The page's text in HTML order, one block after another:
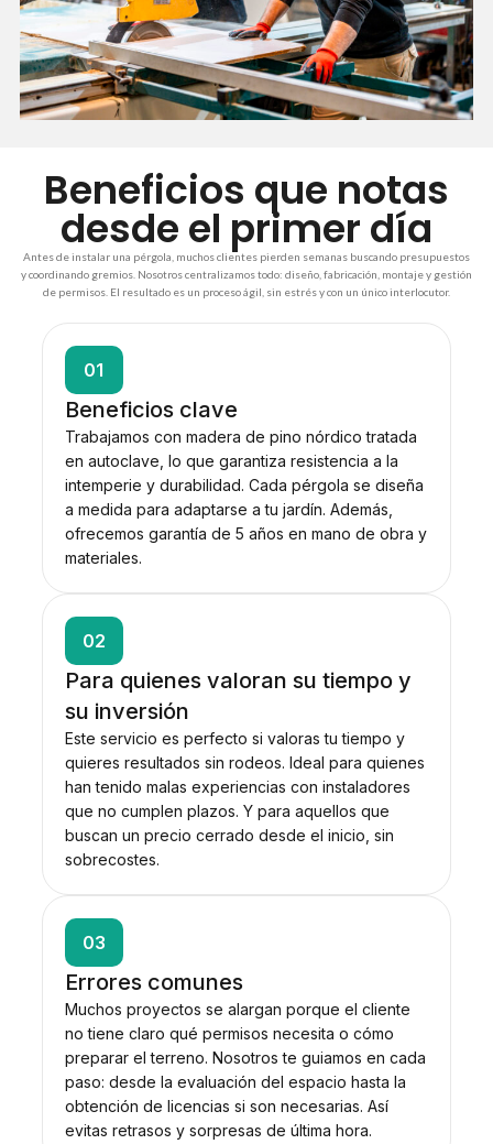
Beneficios que notas
desde el primer día
Antes de instalar una pérgola, muchos clientes pierden semanas buscando presupuestos
y coordinando gremios. Nosotros centralizamos todo: diseño, fabricación, montaje y gestión
de permisos. El resultado es un proceso ágil, sin estrés y con un único interlocutor.
01
Beneficios clave
Trabajamos con madera de pino nórdico tratada
en autoclave, lo que garantiza resistencia a la
intemperie y durabilidad. Cada pérgola se diseña
a medida para adaptarse a tu jardín. Además,
ofrecemos garantía de 5 años en mano de obra y
materiales.
02
Para quienes valoran su tiempo y
su inversión
Este servicio es perfecto si valoras tu tiempo y
quieres resultados sin rodeos. Ideal para quienes
han tenido malas experiencias con instaladores
que no cumplen plazos. Y para aquellos que
buscan un precio cerrado desde el inicio, sin
sobrecostes.
03
Errores comunes
Muchos proyectos se alargan porque el cliente
no tiene claro qué permisos necesita o cómo
preparar el terreno. Nosotros te guiamos en cada
paso: desde la evaluación del espacio hasta la
obtención de licencias si son necesarias. Así
evitas retrasos y sorpresas de última hora.